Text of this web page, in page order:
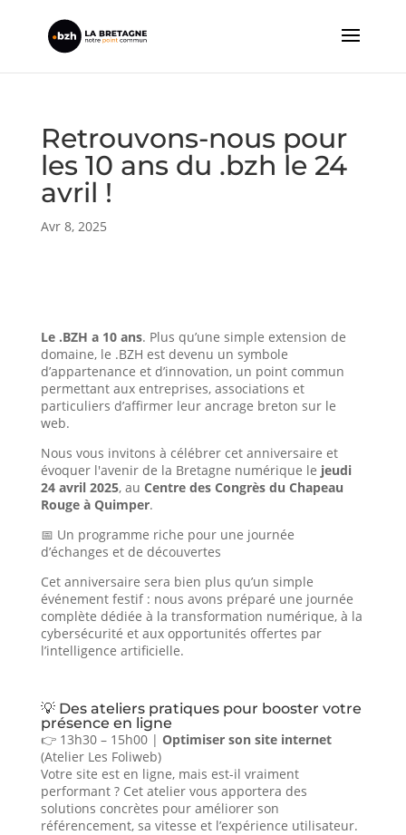
Retrouvons-nous pour
les 10 ans du .bzh le 24
avril !
Avr 8, 2025
Le .BZH a 10 ans. Plus qu’une simple extension de
domaine, le .BZH est devenu un symbole
d’appartenance et d’innovation, un point commun
permettant aux entreprises, associations et
particuliers d’affirmer leur ancrage breton sur le
web.
Nous vous invitons à célébrer cet anniversaire et
évoquer l'avenir de la Bretagne numérique le jeudi
24 avril 2025, au Centre des Congrès du Chapeau
Rouge à Quimper.
📅 Un programme riche pour une journée
d’échanges et de découvertes
Cet anniversaire sera bien plus qu’un simple
événement festif : nous avons préparé une journée
complète dédiée à la transformation numérique, à la
cybersécurité et aux opportunités offertes par
l’intelligence artificielle.
💡 Des ateliers pratiques pour booster votre
présence en ligne
👉 13h30 – 15h00 | Optimiser son site internet
(Atelier Les Foliweb)
Votre site est en ligne, mais est-il vraiment
performant ? Cet atelier vous apportera des
solutions concrètes pour améliorer son
référencement, sa vitesse et l’expérience utilisateur.